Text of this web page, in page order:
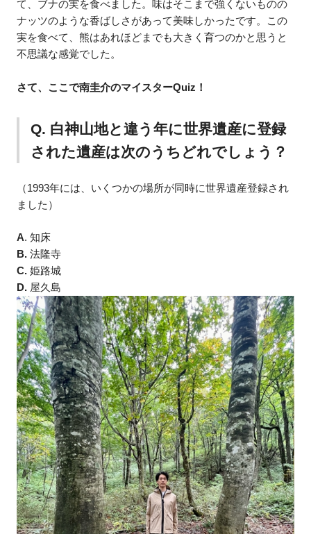
て、ブナの実を食べました。味はそこまで強くないものの
ナッツのような香ばしさがあって美味しかったです。この
実を食べて、熊はあれほどまでも大きく育つのかと思うと
不思議な感覚でした。
さて、ここで南圭介のマイスターQuiz！
Q. 白神山地と違う年に世界遺産に登録
された遺産は次のうちどれでしょう？
（1993年には、いくつかの場所が同時に世界遺産登録され
ました）
A. 知床
B. 法隆寺
C. 姫路城
D. 屋久島